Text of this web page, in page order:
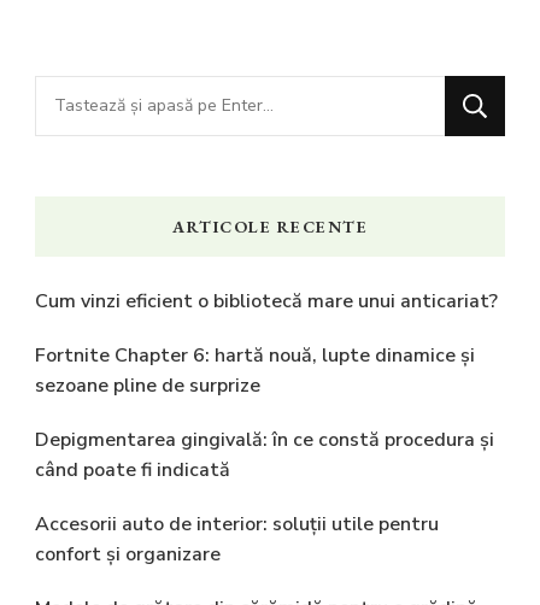
Cauți
ceva?
ARTICOLE RECENTE
Cum vinzi eficient o bibliotecă mare unui anticariat?
Fortnite Chapter 6: hartă nouă, lupte dinamice și
sezoane pline de surprize
Depigmentarea gingivală: în ce constă procedura și
când poate fi indicată
Accesorii auto de interior: soluții utile pentru
confort și organizare